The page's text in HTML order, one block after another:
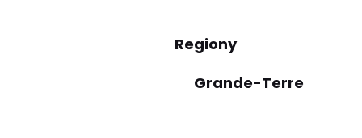
Regiony
Grande-Terre